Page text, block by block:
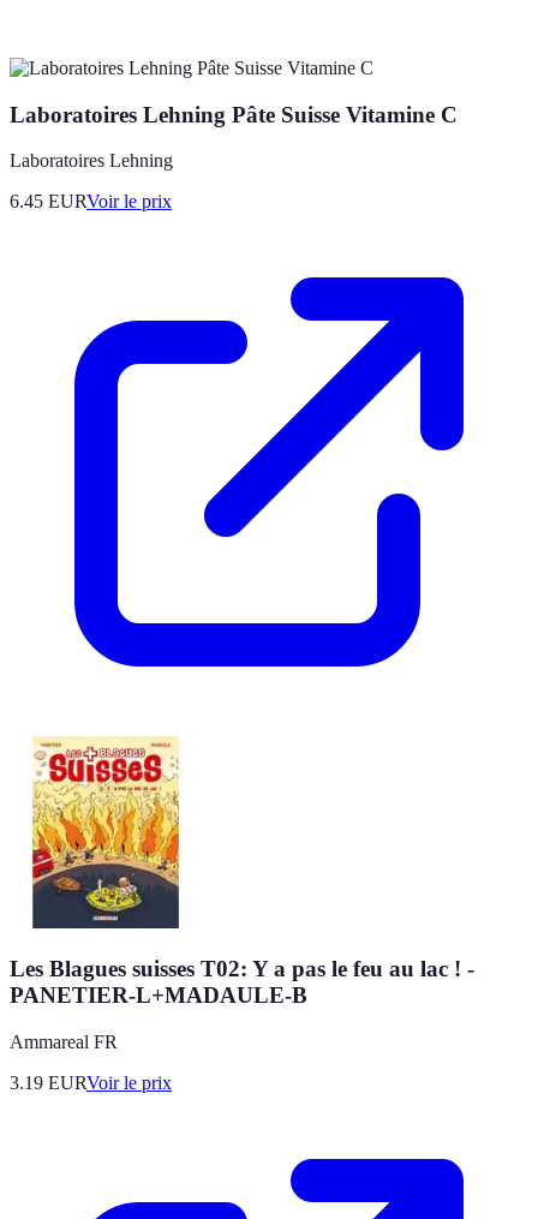
Laboratoires Lehning Pâte Suisse Vitamine C
Laboratoires Lehning
6.45 EURVoir le prix
Les Blagues suisses T02: Y a pas le feu au lac ! -
PANETIER-L+MADAULE-B
Ammareal FR
3.19 EURVoir le prix